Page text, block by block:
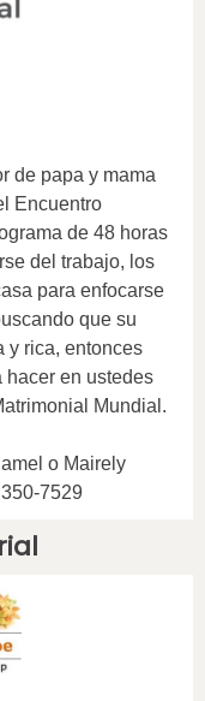
de papa y mama
Encuentro
de 48 horas
del trabajo, los
para enfocarse
que su
y rica, entonces
hacer en ustedes
Mundial.
o Mairely
7529